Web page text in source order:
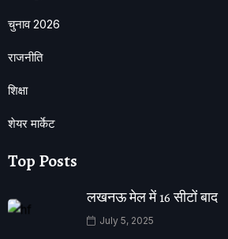
चुनाव 2026
राजनीति
शिक्षा
शेयर मार्केट
Top Posts
लखनऊ मेल में 16 सीटों बाद
July 5, 2025